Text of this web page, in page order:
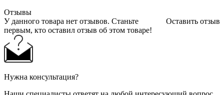
Отзывы
Оставить отзыв
У данного товара нет отзывов. Станьте
первым, кто оставил отзыв об этом товаре!
Нужна консультация?